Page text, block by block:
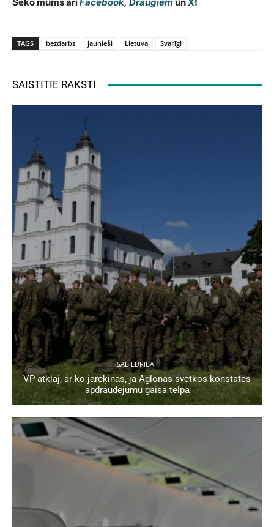
TAGS bezdarbs jaunieši Lietuva Svarīgi
SAISTĪTIE RAKSTI
SABIEDRĪBA
VP atklāj, ar ko jārēķinās, ja Aglonas svētkos konstatēs
apdraudējumu gaisa telpā